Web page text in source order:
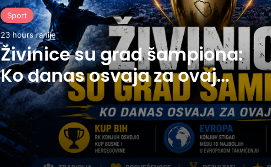
Sport
23 hours ranije
Živinice su grad šampiona:
Ko danas osvaja za ovaj
grad?